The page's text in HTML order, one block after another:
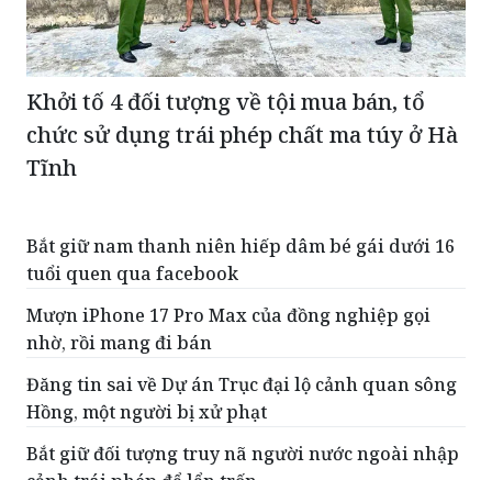
Khởi tố 4 đối tượng về tội mua bán, tổ
Tĩnh
Bắt giữ nam thanh niên hiếp dâm bé gái dưới 16
tuổi quen qua facebook
Mượn iPhone 17 Pro Max của đồng nghiệp gọi
nhờ, rồi mang đi bán
Đăng tin sai về Dự án Trục đại lộ cảnh quan sông